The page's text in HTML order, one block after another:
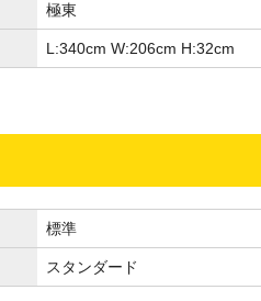
極東
L:340cm W:206cm H:32cm
標準
スタンダード